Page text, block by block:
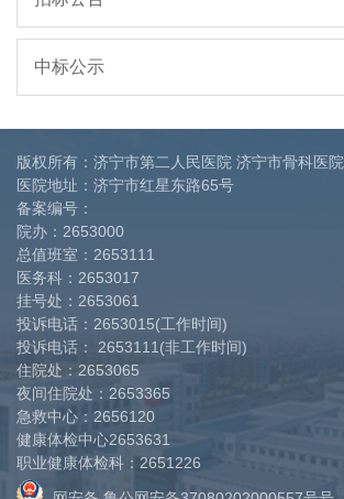
中标公示
版权所有：济宁市第二人民医院 济宁市骨科医院
医院地址：济宁市红星东路65号
备案编号：
院办： 2653000
总值班室： 2653111
医务科： 2653017
挂号处： 2653061
投诉电话： 2653015(工作时间)
投诉电话：
2653111(非工作时间)
住院处：2653065
夜间住院处： 2653365
急救中心： 2656120
健康体检中心2653631
职业健康体检科： 2651226